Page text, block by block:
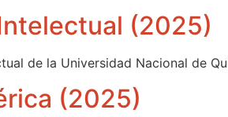
(2025)
de la Universidad Nacional de
(2025)